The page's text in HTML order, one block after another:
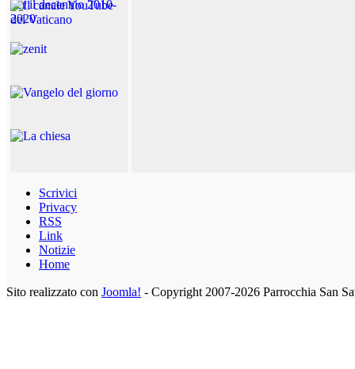
Scrivici
Privacy
RSS
Link
Notizie
Home
Sito realizzato con Joomla! - Copyright 2007-2026 Parrocchia San